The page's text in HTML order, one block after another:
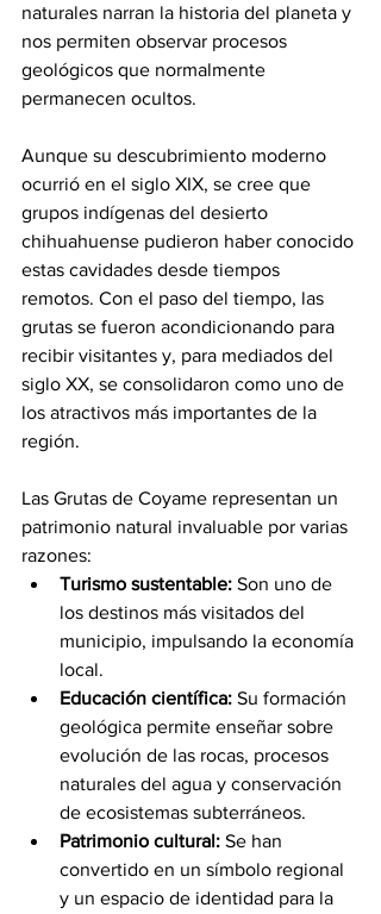
naturales narran la historia del planeta y
nos permiten observar procesos
geológicos que normalmente
permanecen ocultos.
Aunque su descubrimiento moderno
ocurrió en el siglo XIX, se cree que
grupos indígenas del desierto
chihuahuense pudieron haber conocido
estas cavidades desde tiempos
remotos. Con el paso del tiempo, las
grutas se fueron acondicionando para
recibir visitantes y, para mediados del
siglo XX, se consolidaron como uno de
los atractivos más importantes de la
región.
Las Grutas de Coyame representan un
patrimonio natural invaluable por varias
razones:
Turismo sustentable: Son uno de
los destinos más visitados del
municipio, impulsando la economía
local.
Educación científica: Su formación
geológica permite enseñar sobre
evolución de las rocas, procesos
naturales del agua y conservación
de ecosistemas subterráneos.
Patrimonio cultural: Se han
convertido en un símbolo regional
y un espacio de identidad para la